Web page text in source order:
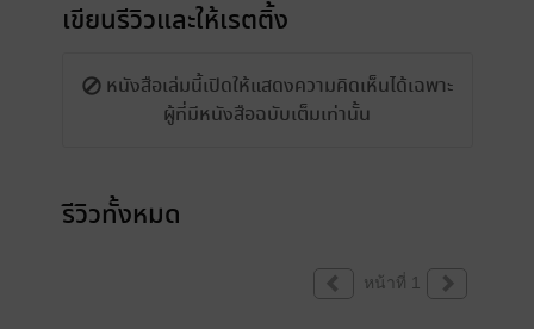
เขียนรีวิวและให้เรตติ้ง
หนังสือเล่มนี้เปิดให้แสดงความคิดเห็นได้เฉพาะ
ผู้ที่มีหนังสือฉบับเต็มเท่านั้น
รีวิวทั้งหมด
หน้าที่ 1